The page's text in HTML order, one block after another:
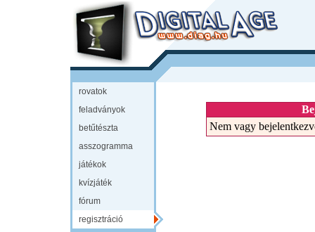
rovatok
feladványok
betűtészta
asszogramma
játékok
kvízjáték
fórum
regisztráció
Nem vagy